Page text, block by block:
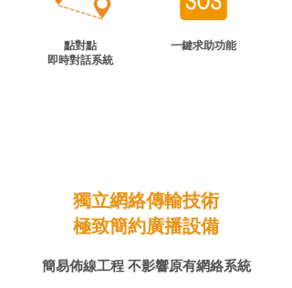
點對點
即時對話系統
一鍵求助功能
獨立網絡傳輸技術
極致簡約廣播設備
簡易佈線工程 不影響原有網絡系統